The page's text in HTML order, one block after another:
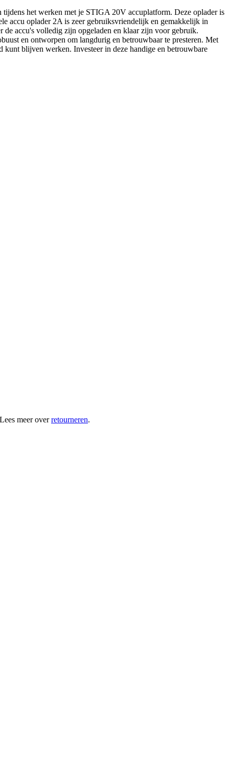
het werken met je STIGA 20V accuplatform. Deze oplader is
accu oplader 2A is zeer gebruiksvriendelijk en gemakkelijk in
de accu's volledig zijn opgeladen en klaar zijn voor gebruik.
en ontworpen om langdurig en betrouwbaar te presteren. Met
blijven werken. Investeer in deze handige en betrouwbare
meer overretourneren.